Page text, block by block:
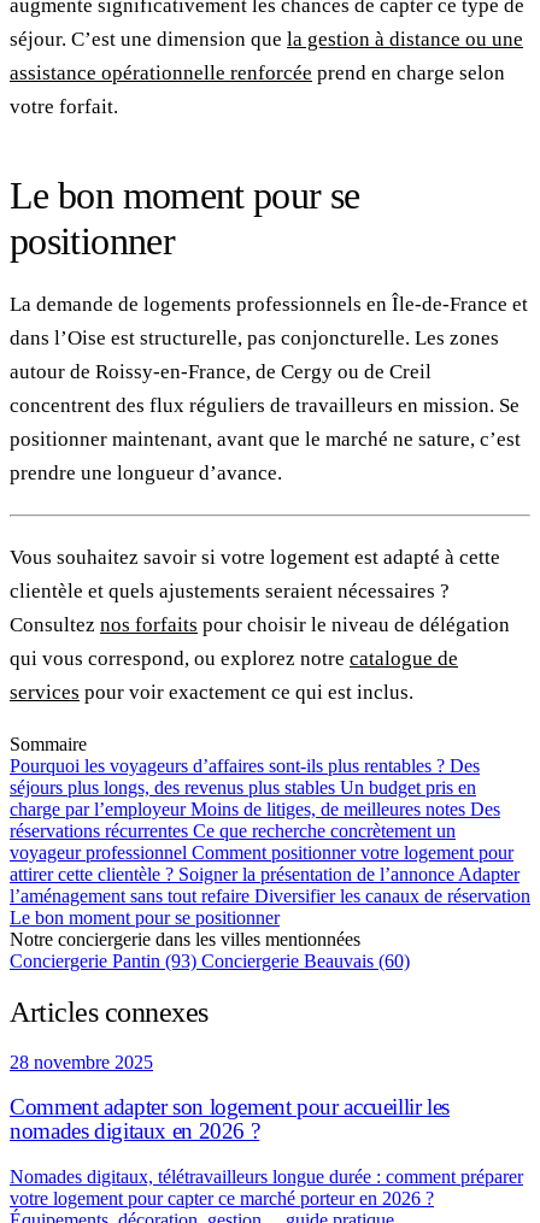
augmente significativement les chances de capter ce type de
séjour. C’est une dimension que la gestion à distance ou une
assistance opérationnelle renforcée prend en charge selon
votre forfait.
Le bon moment pour se
positionner
La demande de logements professionnels en Île-de-France et
dans l’Oise est structurelle, pas conjoncturelle. Les zones
autour de Roissy-en-France, de Cergy ou de Creil
concentrent des flux réguliers de travailleurs en mission. Se
positionner maintenant, avant que le marché ne sature, c’est
prendre une longueur d’avance.
Vous souhaitez savoir si votre logement est adapté à cette
clientèle et quels ajustements seraient nécessaires ?
Consultez nos forfaits pour choisir le niveau de délégation
qui vous correspond, ou explorez notre catalogue de
services pour voir exactement ce qui est inclus.
Sommaire
Pourquoi les voyageurs d’affaires sont-ils plus rentables ? Des
séjours plus longs, des revenus plus stables Un budget pris en
charge par l’employeurMoins de litiges, de meilleures notes Des
réservations récurrentes Ce que recherche concrètement un
voyageur professionnel Comment positionner votre logement pour
attirer cette clientèle ? Soigner la présentation de l’annonce Adapter
l’aménagement sans tout refaire Diversifier les canaux de réservation
Le bon moment pour se positionner
Notre conciergerie dans les villes mentionnées
Conciergerie Pantin (93) Conciergerie Beauvais (60)
Articles connexes
28 novembre 2025
Comment adapter son logement pour accueillir les
nomades digitaux en 2026 ?
Nomades digitaux, télétravailleurs longue durée : comment préparer
votre logement pour capter ce marché porteur en 2026 ?